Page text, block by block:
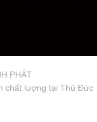
PHÁT
chất lượng tại Thủ Đức